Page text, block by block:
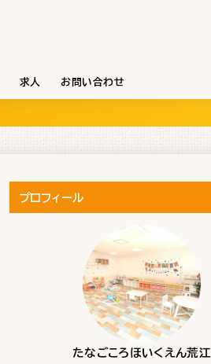
求人 お問い合わせ
プロフィール
たなごころほいくえん荒江